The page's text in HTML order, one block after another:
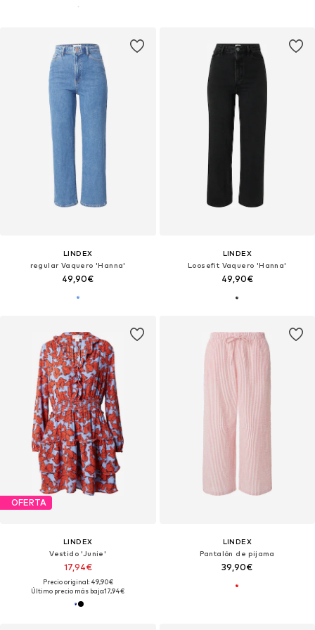
LINDEX
regular Vaquero 'Hanna'
49,90€
LINDEX
Loosefit Vaquero 'Hanna'
49,90€
OFERTA
LINDEX
Vestido 'Junie'
17,94€
Precio original: 49,90€
Último precio más bajo:17,94€
LINDEX
Pantalón de pijama
39,90€